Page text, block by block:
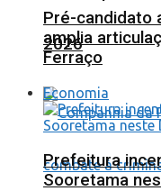
2026
Pré-candidato
amplia
Ferraço
Economia
Prefeitura
Sooretama